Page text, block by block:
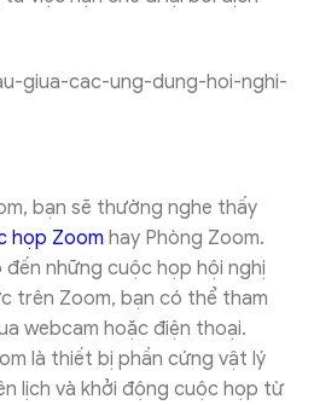
bạn sẽ thường nghe thấy
họp Zoom hay Phòng Zoom.
những cuộc họp hội nghị
trên Zoom, bạn có thể tham
webcam hoặc điện thoại.
là thiết bị phần cứng vật lý
lịch và khởi động cuộc họp từ